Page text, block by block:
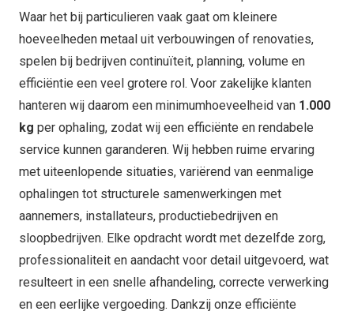
Waar het bij particulieren vaak gaat om kleinere
hoeveelheden metaal uit verbouwingen of renovaties,
spelen bij bedrijven continuïteit, planning, volume en
efficiëntie een veel grotere rol. Voor zakelijke klanten
hanteren wij daarom een minimumhoeveelheid van 1.000
kg per ophaling, zodat wij een efficiënte en rendabele
service kunnen garanderen. Wij hebben ruime ervaring
met uiteenlopende situaties, variërend van eenmalige
ophalingen tot structurele samenwerkingen met
aannemers, installateurs, productiebedrijven en
sloopbedrijven. Elke opdracht wordt met dezelfde zorg,
professionaliteit en aandacht voor detail uitgevoerd, wat
resulteert in een snelle afhandeling, correcte verwerking
en een eerlijke vergoeding. Dankzij onze efficiënte